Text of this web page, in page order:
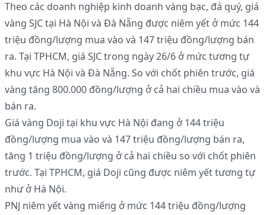
Theo các doanh nghiệp kinh doanh vàng bạc, đá quý, giá
vàng SJC tại Hà Nội và Đà Nẵng được niêm yết ở mức 144
triệu đồng/lượng mua vào và 147 triệu đồng/lượng bán
ra. Tại TPHCM, giá SJC trong ngày 26/6 ở mức tương tự
khu vực Hà Nội và Đà Nẵng. So với chốt phiên trước, giá
vàng tăng 800.000 đồng/lượng ở cả hai chiều mua vào và
bán ra.
Giá vàng Doji tại khu vực Hà Nội đang ở 144 triệu
đồng/lượng mua vào và 147 triệu đồng/lượng bán ra,
tăng 1 triệu đồng/lượng ở cả hai chiều so với chốt phiên
trước. Tại TPHCM, giá Doji cũng được niêm yết tương tự
như ở Hà Nội.
PNJ niêm yết vàng miếng ở mức 144 triệu đồng/lượng